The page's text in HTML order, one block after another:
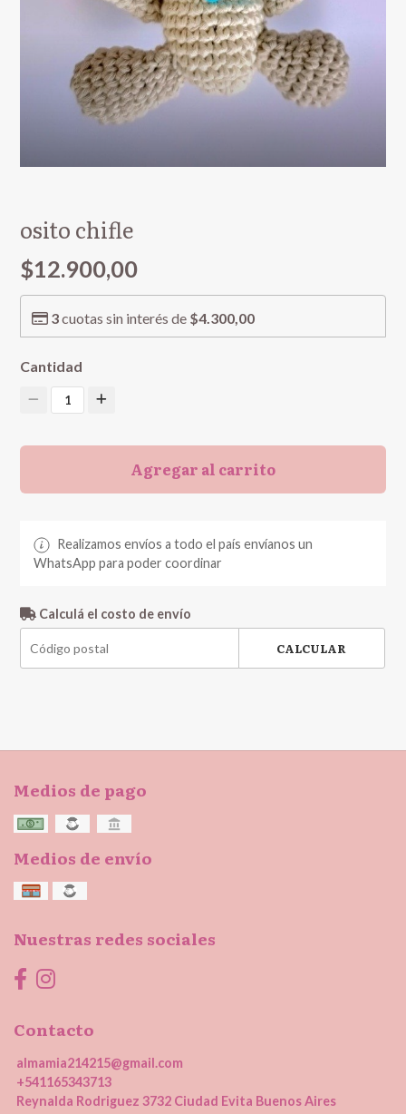
osito chifle
$12.900,00
3cuotas sin interés de $4.300,00
Cantidad
1
Agregar al carrito
Realizamos envíos a todo el país envíanos un
WhatsApp para poder coordinar
Calculá el costo de envío
CALCULAR
Medios de pago
Medios de envío
Nuestras redes sociales
Contacto
almamia214215@gmail.com
+541165343713
Reynalda Rodriguez 3732 Ciudad Evita Buenos Aires